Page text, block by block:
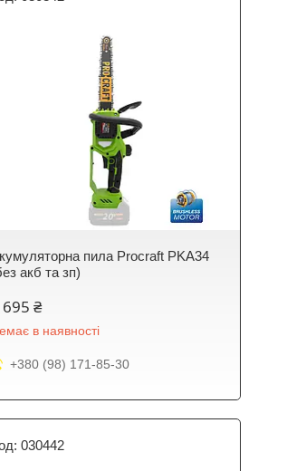
пила Procraft PKA34
акб та зп)
695 ₴
в наявності
+380 (98) 171-85-30
030442